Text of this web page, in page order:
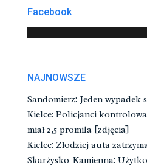
Facebook
NAJNOWSZE
Sandomierz: Jeden wypadek
Kielce: Policjanci
miał 2,5 promila [zdjęcia]
Kielce: Złodziej auta
Skarżysko-Kamienna: